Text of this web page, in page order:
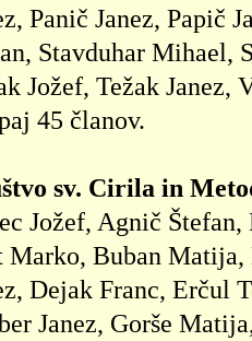
Panič Janez, Papič
Stavduhar Mihael,
Jožef, Težak Janez,
45 članov.
sv. Cirila in
Jožef, Agnič
Marko, Buban Matija,
Dejak Franc, Erčul
Janez, Gorše